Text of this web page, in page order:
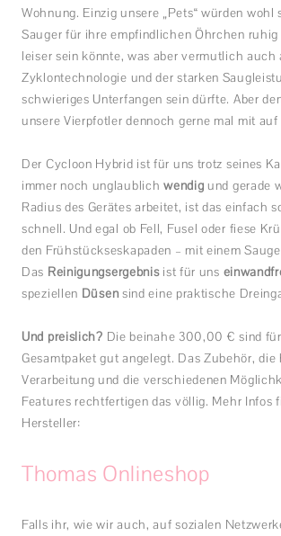
Wohnung. Einzig unsere „Pets“ würden wohl
Sauger für ihre empfindlichen Öhrchen
leiser sein könnte, was aber vermutlich auch
Zyklontechnologie und der starken
schwieriges Unterfangen sein dürfte. Aber
unsere Vierpfotler dennoch gerne mal mit auf
Der Cycloon Hybrid ist für uns trotz seines
immer noch unglaublichwendig und gerade
Radius des Gerätes arbeitet, ist das einfach
schnell. Und egal ob Fell, Fusel oder fiese
den Frühstückseskapaden – mit einem
Das Reinigungsergebnisist für uns
speziellen Düsen sind eine praktische
Und preislich? Die beinahe 300,00 € sind
Gesamtpaket gut angelegt. Das Zubehör,
Verarbeitung und die verschiedenen
Features rechtfertigen das völlig. Mehr Infos
Hersteller:
Thomas Onlineshop
Falls ihr, wie wir auch, auf sozialen